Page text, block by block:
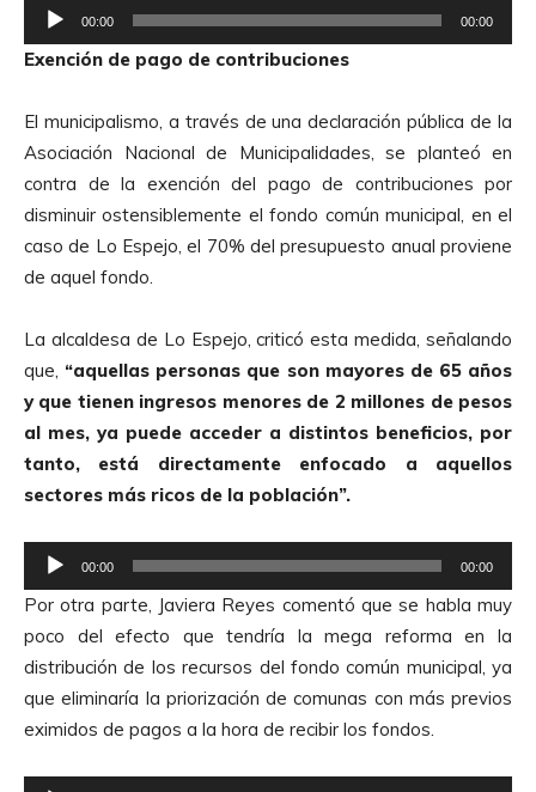
e
p
o
d
u
c
t
o
d
e
A
u
d
i
o
00:00 00:00
Exención de pago de contribuciones
El municipalismo, a través de una declaración pública de la
Asociación Nacional de Municipalidades, se planteó en
contra de la exención del pago de contribuciones por
disminuir ostensiblemente el fondo común municipal, en el
caso de Lo Espejo, el 70% del presupuesto anual proviene
de aquel fondo.
La alcaldesa de Lo Espejo, criticó esta medida, señalando
que, “aquellas personas que son mayores de 65 años
y que tienen ingresos menores de 2 millones de pesos
al mes, ya puede acceder a distintos beneficios, por
tanto, está directamente enfocado a aquellos
sectores más ricos de la población”.
e
p
r
o
d
u
c
00:00 00:00
Por otra parte, Javiera Reyes comentó que se habla muy
poco del efecto que tendría la mega reforma en la
distribución de los recursos del fondo común municipal, ya
que eliminaría la priorización de comunas con más previos
eximidos de pagos a la hora de recibir los fondos.